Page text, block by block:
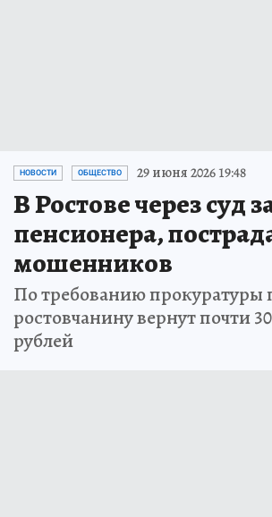
НОВОСТИ ОБЩЕСТВО 29 июня 2026 19:48
В Ростове через суд
пенсионера,
мошенников
По требованию
ростовчанину вернут почти
рублей